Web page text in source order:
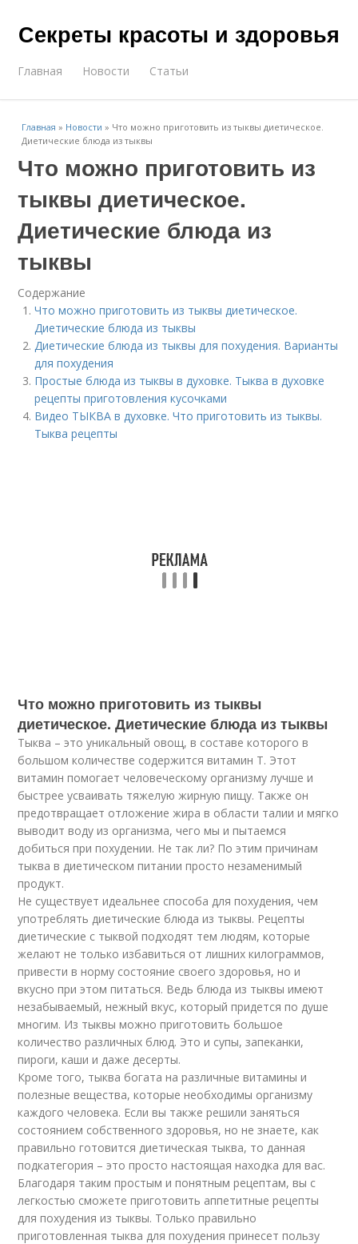
Секреты красоты и здоровья
Главная Новости Статьи
Главная » Новости » Что можно приготовить из тыквы диетическое.
Диетические блюда из тыквы
Что можно приготовить из
тыквы диетическое.
Диетические блюда из
тыквы
Содержание
Что можно приготовить из тыквы диетическое.
Диетические блюда из тыквы
Диетические блюда из тыквы для похудения. Варианты
для похудения
Простые блюда из тыквы в духовке. Тыква в духовке
рецепты приготовления кусочками
Видео ТЫКВА в духовке. Что приготовить из тыквы.
Тыква рецепты
Что можно приготовить из тыквы
диетическое. Диетические блюда из тыквы
Тыква – это уникальный овощ, в составе которого в
большом количестве содержится витамин Т. Этот
витамин помогает человеческому организму лучше и
быстрее усваивать тяжелую жирную пищу. Также он
предотвращает отложение жира в области талии и мягко
выводит воду из организма, чего мы и пытаемся
добиться при похудении. Не так ли? По этим причинам
тыква в диетическом питании просто незаменимый
продукт.
Не существует идеальнее способа для похудения, чем
употреблять диетические блюда из тыквы. Рецепты
диетические с тыквой подходят тем людям, которые
желают не только избавиться от лишних килограммов,
привести в норму состояние своего здоровья, но и
вкусно при этом питаться. Ведь блюда из тыквы имеют
незабываемый, нежный вкус, который придется по душе
многим. Из тыквы можно приготовить большое
количество различных блюд. Это и супы, запеканки,
пироги, каши и даже десерты.
Кроме того, тыква богата на различные витамины и
полезные вещества, которые необходимы организму
каждого человека. Если вы также решили заняться
состоянием собственного здоровья, но не знаете, как
правильно готовится диетическая тыква, то данная
подкатегория – это просто настоящая находка для вас.
Благодаря таким простым и понятным рецептам, вы с
легкостью сможете приготовить аппетитные рецепты
для похудения из тыквы. Только правильно
приготовленная тыква для похудения принесет пользу